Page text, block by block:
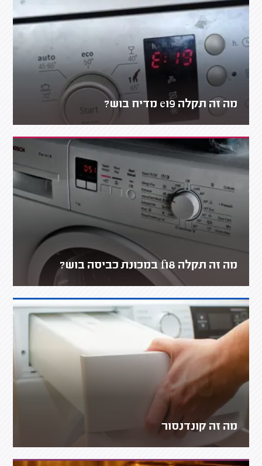
מה זה תקלה e19 מדיח בוש?
מה זה תקלה f18 במכונת כביסה בוש?
מה זה קונדנסור